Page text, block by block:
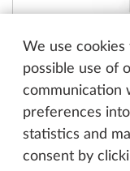
We use
possible use of
communication
preferences
statistics and
consent by
LCD-
Plus